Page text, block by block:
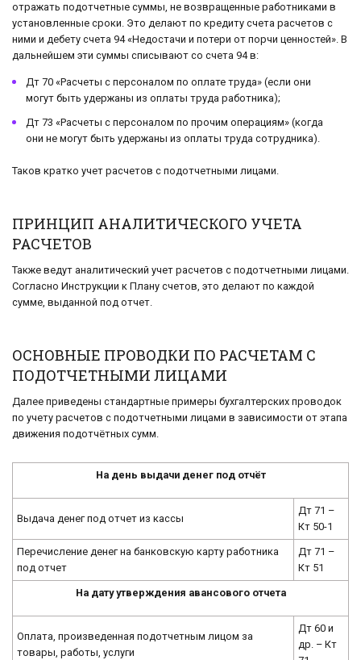
отражать подотчетные суммы, не возвращенные работниками в
установленные сроки. Это делают по кредиту счета расчетов с
ними и дебету счета 94 «Недостачи и потери от порчи ценностей». В
дальнейшем эти суммы списывают со счета 94 в:
Дт 70 «Расчеты с персоналом по оплате труда» (если они
могут быть удержаны из оплаты труда работника);
Дт 73 «Расчеты с персоналом по прочим операциям» (когда
они не могут быть удержаны из оплаты труда сотрудника).
Таков кратко учет расчетов с подотчетными лицами.
ПРИНЦИП АНАЛИТИЧЕСКОГО УЧЕТА
РАСЧЕТОВ
Также ведут аналитический учет расчетов с подотчетными лицами.
Согласно Инструкции к Плану счетов, это делают по каждой
сумме, выданной под отчет.
ОСНОВНЫЕ ПРОВОДКИ ПО РАСЧЕТАМ С
ПОДОТЧЕТНЫМИ ЛИЦАМИ
Далее приведены стандартные примеры бухгалтерских проводок
по учету расчетов с подотчетными лицами в зависимости от этапа
движения подотчётных сумм.
На день выдачи денег под отчёт
Выдача денег под отчет из кассы
Дт 71 –
Кт 50-1
Перечисление денег на банковскую карту работника
под отчет
Дт 71 –
Кт 51
На дату утверждения авансового отчета
Оплата, произведенная подотчетным лицом за
товары, работы, услуги
Дт 60 и
др. – Кт